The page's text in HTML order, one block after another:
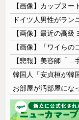
【画像】カップヌー
【画像】最近の高
【画像】「ワイらの
【悲報】美容師「
お部屋が汚部屋にな